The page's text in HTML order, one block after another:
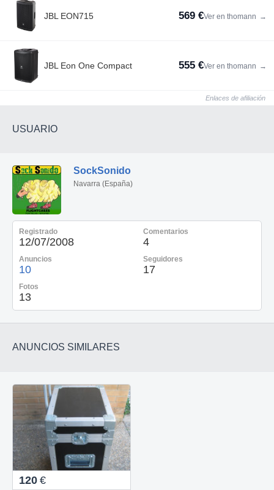
JBL EON715 569 €Ver en thomann →
JBL Eon One Compact 555 €Ver en thomann →
Enlaces de afiliación
USUARIO
SockSonido
Navarra (España)
Registrado
12/07/2008
Comentarios
4
Anuncios
10
Seguidores
17
Fotos
13
ANUNCIOS SIMILARES
120 €